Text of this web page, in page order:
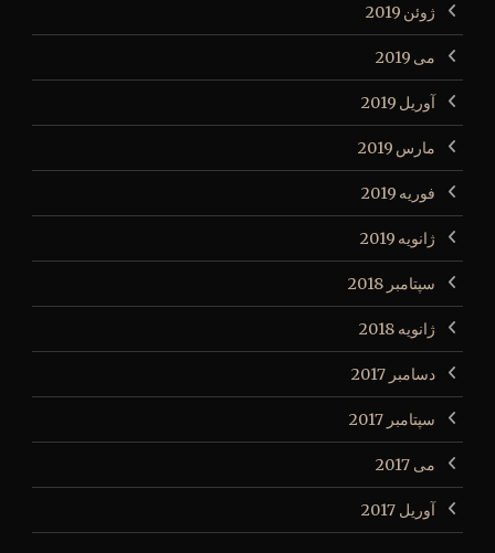
ژوئن 2019
می 2019
آوریل 2019
مارس 2019
فوریه 2019
ژانویه 2019
سپتامبر 2018
ژانویه 2018
دسامبر 2017
سپتامبر 2017
می 2017
آوریل 2017